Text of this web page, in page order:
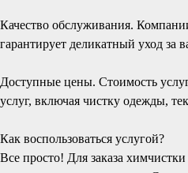
Качество обслуживания.
гарантирует деликатный уход
Доступные цены. Стоимость
услуг, включая чистку одежды,
Как воспользоваться услугой?
Все просто! Для заказа